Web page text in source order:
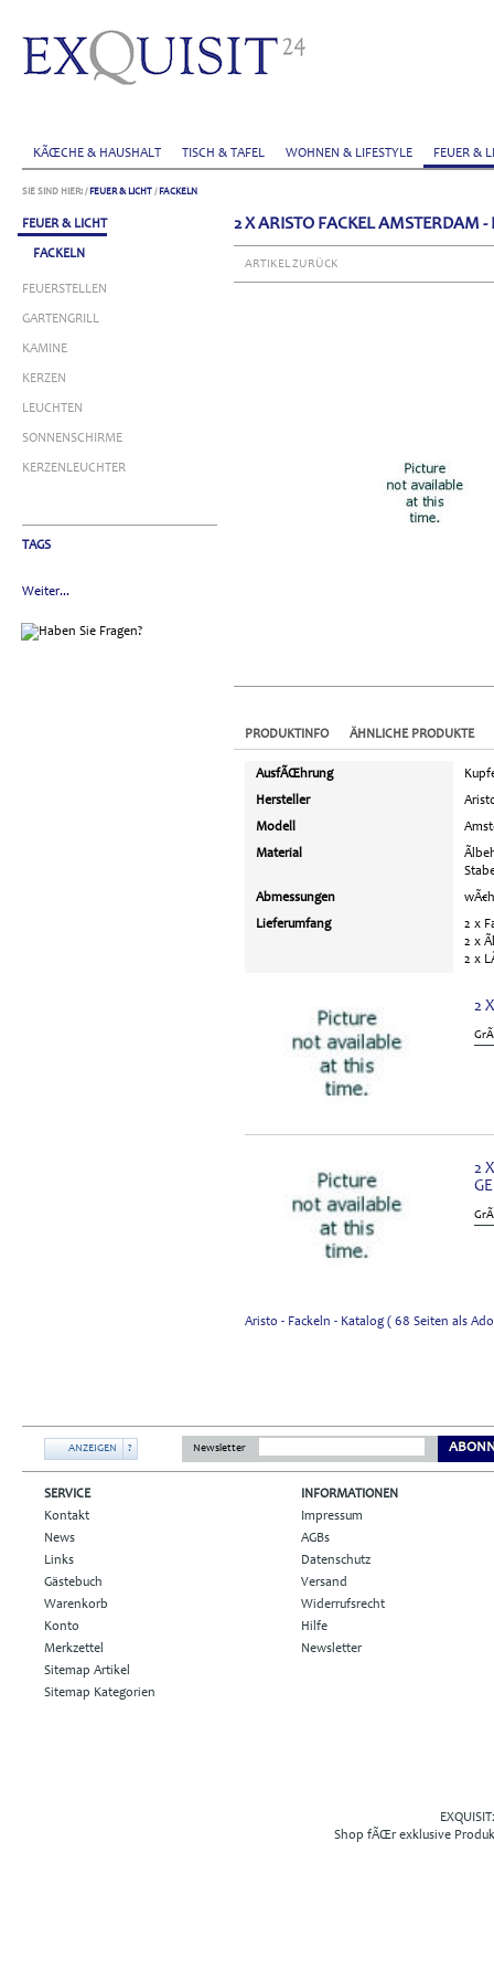
KÃŒCHE & HAUSHALT TISCH & TAFEL WOHNEN & LIFESTYLE FEUER &
SIE SIND HIER: / FEUER & LICHT / FACKELN
FEUER & LICHT
FACKELN
FEUERSTELLEN
GARTENGRILL
KAMINE
KERZEN
LEUCHTEN
SONNENSCHIRME
KERZENLEUCHTER
TAGS
Weiter...
2 X ARISTO FACKEL AMSTERDAM -
ARTIKEL ZURÜCK
PRODUKTINFO ÄHNLICHE PRODUKTE
AusfÃŒhrung
Hersteller
Modell
Material
Abmessungen
Lieferumfang
2 x
2 x
2 x
2
2
Aristo - Fackeln - Katalog ( 68 Seiten als
ANZEIGEN ? Newsletter
SERVICE
Kontakt
News
Links
Gästebuch
Warenkorb
Konto
Merkzettel
Sitemap Artikel
Sitemap Kategorien
INFORMATIONEN
Impressum
AGBs
Datenschutz
Versand
Widerrufsrecht
Hilfe
Newsletter
Shop fÃŒr exklusive